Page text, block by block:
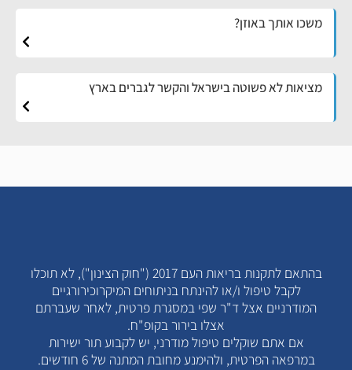
משכו אותך באוזן?
מציאות לא פשוטה בישראל והקשר לגברים בארץ
בהתאם לתקנות בריאות העם 2017 ("חוק הצינון"), לא תוכלו
לקבל טיפול ו/או להינתח בניתוחים המיקרוכירורגיים
המודרניים אצל ד"ר שפי במסגרת פרטית, לאחר שעברתם
אצלו בירור בקופ"ח.
אם אתם שוקלים טיפול מודרני, יש לקבוע תור ישירות
במרפאה הפרטית, ולהימנע מחובת המתנה של 6 חודשים.